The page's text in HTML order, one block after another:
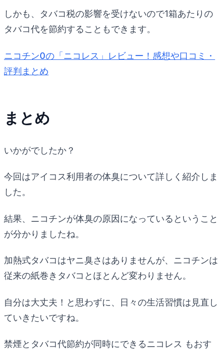
しかも、タバコ税の影響を受けないので1箱あたりの
タバコ代を節約することもできます。
ニコチン0の「ニコレス」レビュー！感想や口コミ・
評判まとめ
まとめ
いかがでしたか？
今回はアイコス利用者の体臭について詳しく紹介しま
した。
結果、ニコチンが体臭の原因になっているということ
が分かりましたね。
加熱式タバコはヤニ臭さはありませんが、ニコチンは
従来の紙巻きタバコとほとんど変わりません。
自分は大丈夫！と思わずに、日々の生活習慣は見直し
ていきたいですね。
禁煙とタバコ代節約が同時にできるニコレス もおす